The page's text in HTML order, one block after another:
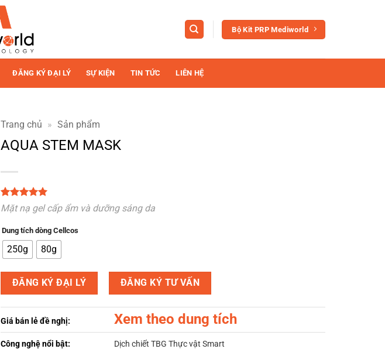
Bộ Kit PRP Mediworld
ĐĂNG KÝ ĐẠI LÝ SỰ KIỆN TIN TỨC LIÊN HỆ
Trang chủ » Sản phẩm
AQUA STEM MASK
5trên 5
dựa trên
3
Mặt nạ gel cấp ẩm và dưỡng sáng da
Giá bán lẻ đề nghị: Xem theo dung tích
Công nghệ nổi bật: Dịch chiết TBG Thực vật Smart
Dung tích dòng Cellcos
250g 80g
ĐĂNG KÝ ĐẠI LÝ ĐĂNG KÝ TƯ VẤN